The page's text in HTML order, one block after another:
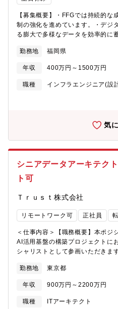
出する事業展開力を有している
グファームとは一線を画します。
まで成長しましたが、2025年ま
しています。私たちが目指してい
に参画していく会社です。フラッ
して、さまざまなイノベーション
カ国から構成される多様な考え、
るグローバルかつダイバーシテ
方。■英語力(ビジネスレベル)■ア
スを創りたい方・社内でも先端的
会社をリードしていきたい方・こ
までにないイノベーションを創る
【募集概要】・FFGでは持続的
制の強化を進めています。・デジ
る膨大で多様なデータを効率的に
ます。・データレイク基盤は、当
核を担う重要なインフラであり、
た、近年急速に発展しているLLM
AI、さらには画像・音声などのマ
【仕事内容】・当行のデータ活用
して、多様なデータソースからの
管理、データパイプラインの構築
安定運用などを通じて、ビジネス
が効率的にデータを活用できる環
また、LLMや生成AI、マルチモー
タ基盤の拡張も重要な業務とな
AWS上でのデータレイク基盤の設
ード処理）・データパイプライン
メタデータ管理とデータカタログ
ルシューティング、システム安定
めの学習データ準備とRAG（
Generation）システム構築支援・
モーダルデータの取り込み・処理
実装・新技術の評価と導入検討、
え、日常使いから金融商品取引ま
勤務地 福岡県
年収 400万円～1500万円
職種
インフラエンジニア(設
気
シニアデータアーキテク
ト可
Ｔｒｕｓｔ株式会社
リモートワーク可 正社員
＜仕事内容＞【職務概要】本ポジ
AI活用基盤の構築プロジェクトに
シャリストとして参画いただきま
企業の基幹データ環境の構築・刷
ロジェクトは、企画・構想、設計
まで多岐にわたり、上流から下流
可能です。これにより、技術的視
勤務地 東京都
年収 900万円～2200万円
職種 ITアーキテクト